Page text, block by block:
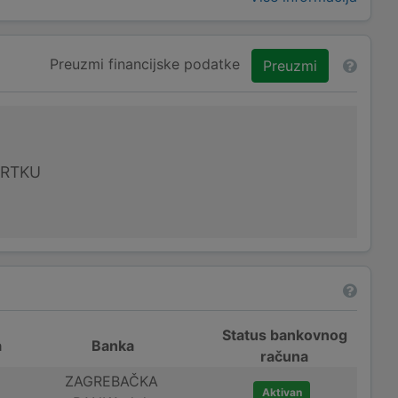
Preuzmi financijske podatke Preuzmi
Banka
Status bankovnog
računa
ZAGREBAČKA
Aktivan